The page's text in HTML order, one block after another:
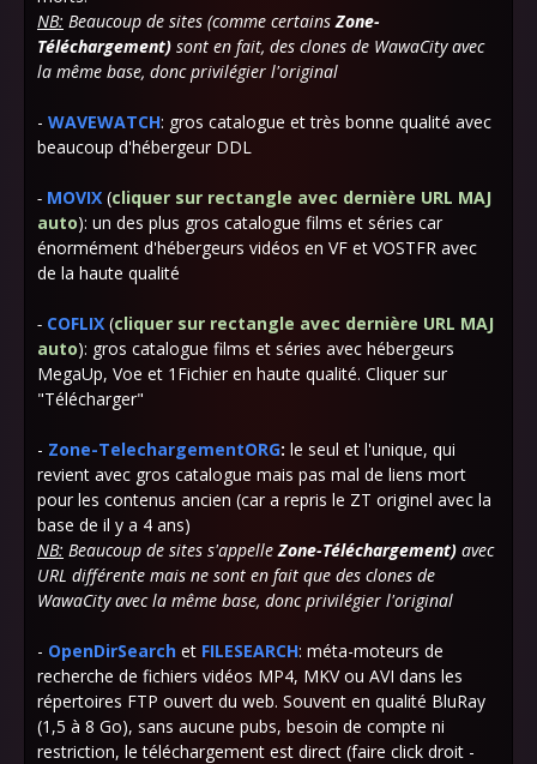
NB: Beaucoup de sites (comme certainsZone-
Téléchargement) sont en fait, des clones de WawaCity avec
la même base, donc privilégier l'original
- WAVEWATCH: gros catalogue et très bonne qualité avec
beaucoup d'hébergeur DDL
- MOVIX (cliquer sur rectangle avec dernière URL MAJ
auto): un des plus gros catalogue films et séries car
énormément d'hébergeurs vidéos en VF et VOSTFR avec
de la haute qualité
- COFLIX (cliquer sur rectangle avec dernière URL MAJ
auto): gros catalogue films et séries avec hébergeurs
MegaUp, Voe et 1Fichier en haute qualité. Cliquer sur
"Télécharger"
- Zone-TelechargementORG: le seul et l'unique, qui
revient avec gros catalogue mais pas mal de liens mort
pour les contenus ancien (car a repris le ZT originel avec la
base de il y a 4 ans)
NB: Beaucoup de sites s'appelleZone-Téléchargement) avec
URL différente mais ne sont en fait que des clones de
WawaCity avec la même base, donc privilégier l'original
- OpenDirSearch et FILESEARCH: méta-moteurs de
recherche de fichiers vidéos MP4, MKV ou AVI dans les
répertoires FTP ouvert du web. Souvent en qualité BluRay
(1,5 à 8 Go), sans aucune pubs, besoin de compte ni
restriction, le téléchargement est direct (faire click droit -